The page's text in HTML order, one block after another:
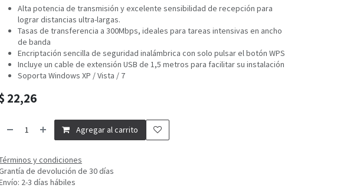
Alta potencia de transmisión y excelente sensibilidad de recepción para
lograr distancias ultra-largas.
Tasas de transferencia a 300Mbps, ideales para tareas intensivas en ancho
de banda
Encriptación sencilla de seguridad inalámbrica con solo pulsar el botón WPS
Incluye un cable de extensión USB de 1,5 metros para facilitar su instalación
Soporta Windows XP / Vista / 7
22,26
Agregar al carrito
y condiciones
de devolución de 30 días
2-3 días hábiles